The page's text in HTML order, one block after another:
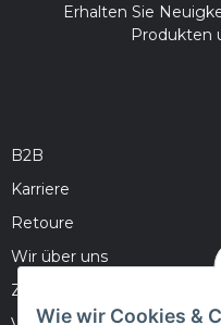
Erhalten Sie
Produkten
B2B
Karriere
Retoure
Wir über uns
Zahlungsmöglichkeiten
Wie wir Cookies &